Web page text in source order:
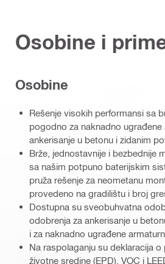
Osobine i
Osobine
Rešenje visokih performansi sa
pogodno za naknadno
ankerisanje u betonu i zidanim
Brže, jednostavnije i bezbednije
sa našim potpuno baterijskim
pruža rešenje za neometanu
provedeno na gradilištu i broj
Dostupna su sveobuhvatna
odobrenja za ankerisanje u
i za naknadno ugrađene
Na raspolaganju su deklaracija
životne sredine (EPD), VOC i